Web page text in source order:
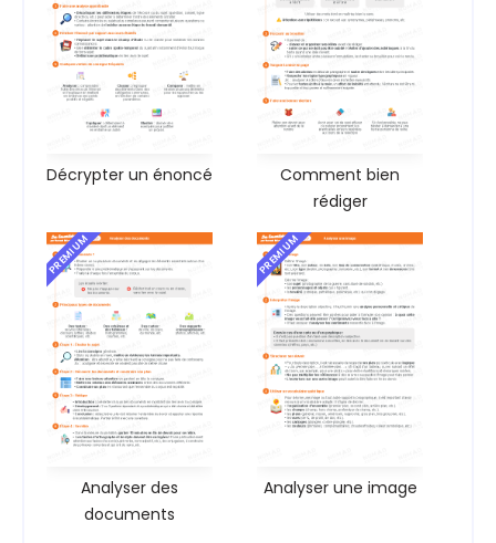
Décrypter un énoncé
Comment bien
rédiger
PREMIUM
Analyser des
documents
PREMIUM
Analyser une image